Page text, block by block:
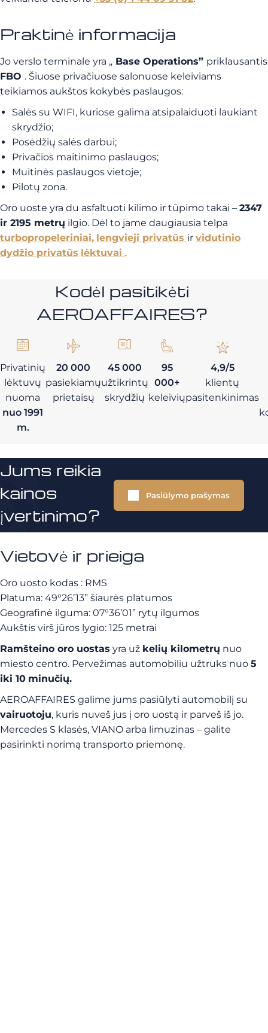
Praktinė informacija
Jo verslo terminale yra „ Base Operations” priklausantis
FBO . Šiuose privačiuose salonuose keleiviams
teikiamos aukštos kokybės paslaugos:
Salės su WIFI, kuriose galima atsipalaiduoti laukiant
skrydžio;
Posėdžių salės darbui;
Privačios maitinimo paslaugos;
Muitinės paslaugos vietoje;
Pilotų zona.
Oro uoste yra du asfaltuoti kilimo ir tūpimo takai – 2347
ir 2195 metrų ilgio. Dėl to jame daugiausia telpa
turbopropeleriniai, lengvieji privatūs ir vidutinio
dydžio privatūs lėktuvai .
Kodėl pasitikėti
AEROAFFAIRES?
Privatinių
lėktuvų
nuoma
nuo 1991
m.
20 000
pasiekiamų
prietaisų
45 000
užtikrintų
skrydžių
95
000+
keleivių
4,9/5
klientų
pasitenkinimas
Jums reikia
kainos
įvertinimo?
Pasiūlymo prašymas
Vietovė ir prieiga
Oro uosto kodas : RMS
Platuma: 49°26’13” šiaurės platumos
Geografinė ilguma: 07°36’01” rytų ilgumos
Aukštis virš jūros lygio: 125 metrai
Ramšteino oro uostas yra už kelių kilometrų nuo
miesto centro. Pervežimas automobiliu užtruks nuo 5
iki 10 minučių.
AEROAFFAIRES galime jums pasiūlyti automobilį su
vairuotoju, kuris nuveš jus į oro uostą ir parveš iš jo.
Mercedes S klasės, VIANO arba limuzinas – galite
pasirinkti norimą transporto priemonę.